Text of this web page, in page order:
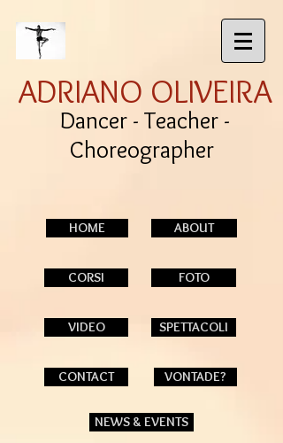
ADRIANO OLIVEIRA
Dancer - Teacher -
Choreographer
HOME ABOUT
CORSI FOTO
VIDEO SPETTACOLI
NEWS & EVENTS
VONTADE?
CONTACT